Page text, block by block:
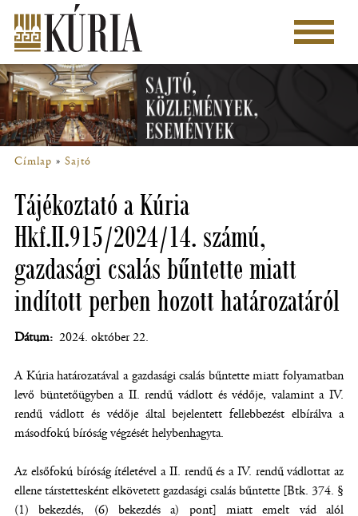
tartalomra
Főmenü
Címlap Sajtó
Tájékoztató a Kúria
Hkf.II.915/2024/14. számú,
gazdasági csalás bűntette miatt
indított perben hozott határozatáról
Dátum 2024. október 22.
A Kúria határozatával a gazdasági csalás bűntette miatt folyamatban
levő büntetőügyben a II. rendű vádlott és védője, valamint a IV.
rendű vádlott és védője által bejelentett fellebbezést elbírálva a
másodfokú bíróság végzését helybenhagyta.
Az elsőfokú bíróság ítéletével a II. rendű és a IV. rendű vádlottat az
ellene társtettesként elkövetett gazdasági csalás bűntette [Btk. 374. §
(1) bekezdés, (6) bekezdés a) pont] miatt emelt vád alól